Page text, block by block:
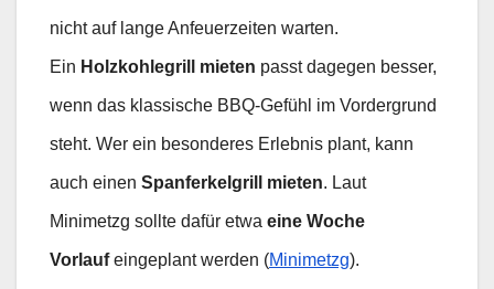
nicht auf lange Anfeuerzeiten warten.
Ein Holzkohlegrill mieten passt dagegen besser,
wenn das klassische BBQ-Gefühl im Vordergrund
steht. Wer ein besonderes Erlebnis plant, kann
auch einen Spanferkelgrill mieten. Laut
Minimetzg sollte dafür etwa eine Woche
Vorlaufeingeplant werden (Minimetzg).